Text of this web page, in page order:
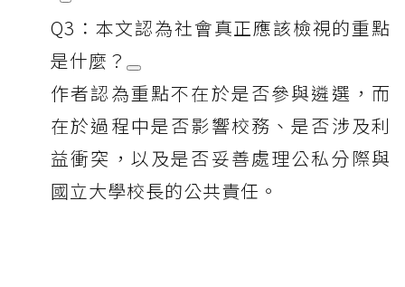
Q3：本文認為社會真正應該檢視的重點
是什麼？
作者認為重點不在於是否參與遴選，而
在於過程中是否影響校務、是否涉及利
益衝突，以及是否妥善處理公私分際與
國立大學校長的公共責任。